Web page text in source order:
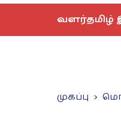
வளர்தமிழ்
முகப்பு